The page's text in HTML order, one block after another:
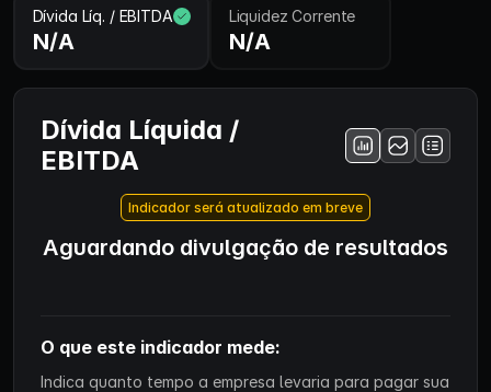
Dívida Líq. / EBITDA
N/A
Liquidez Corrente
N/A
Dívida Líquida /
EBITDA
Indicador será atualizado em breve
Aguardando divulgação de resultados
O que este indicador mede:
Indica quanto tempo a empresa levaria para pagar sua